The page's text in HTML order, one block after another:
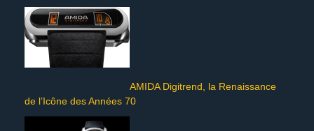
AMIDA Digitrend, la Renaissance
de l’Icône des Années 70